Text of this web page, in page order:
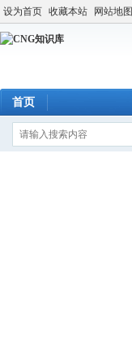
设为首页 收藏本站 网站地图
首页